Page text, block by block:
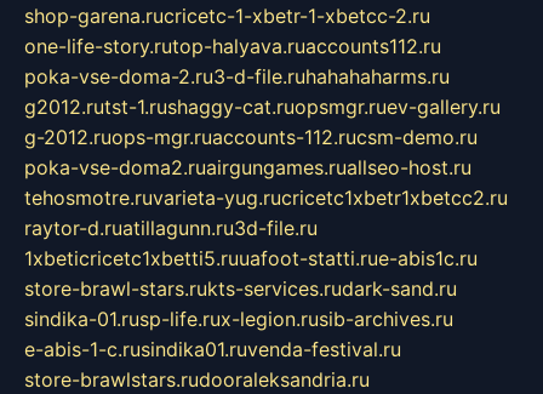
shop-garena.rucricetc-1-xbetr-1-xbetcc-2.ru
one-life-story.rutop-halyava.ruaccounts112.ru
poka-vse-doma-2.ru3-d-file.ruhahahaharms.ru
g2012.rutst-1.rushaggy-cat.ruopsmgr.ruev-gallery.ru
g-2012.ruops-mgr.ruaccounts-112.rucsm-demo.ru
poka-vse-doma2.ruairgungames.ruallseo-host.ru
tehosmotre.ruvarieta-yug.rucricetc1xbetr1xbetcc2.ru
raytor-d.ruatillagunn.ru3d-file.ru
1xbeticricetc1xbetti5.ruuafoot-statti.rue-abis1c.ru
store-brawl-stars.rukts-services.rudark-sand.ru
sindika-01.rusp-life.rux-legion.rusib-archives.ru
e-abis-1-c.rusindika01.ruvenda-festival.ru
store-brawlstars.rudooraleksandria.ru